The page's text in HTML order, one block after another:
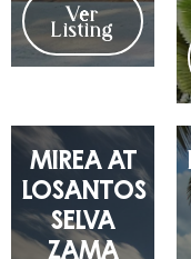
Ver
Listing
MIREA AT
LOSANTOS
SELVA
ZAMA